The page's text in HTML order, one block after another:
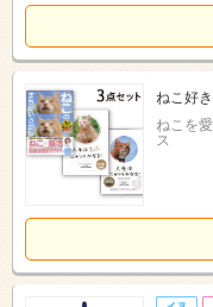
ねこ好
ねこを
ス